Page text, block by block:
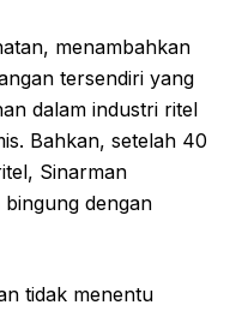
menambahkan
tersendiri yang
dalam industri ritel
Bahkan, setelah 40
Sinarman
dengan
tidak menentu